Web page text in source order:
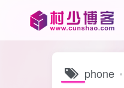
phone